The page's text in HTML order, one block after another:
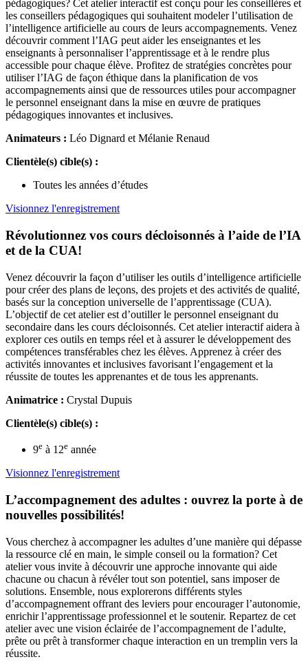
pédagogiques? Cet atelier interactif est conçu pour les conseillères et
les conseillers pédagogiques qui souhaitent modeler l’utilisation de
l’intelligence artificielle au cours de leurs accompagnements. Venez
découvrir comment l’IAG peut aider les enseignantes et les
enseignants à personnaliser l’apprentissage et à le rendre plus
accessible pour chaque élève. Profitez de stratégies concrètes pour
utiliser l’IAG de façon éthique dans la planification de vos
accompagnements ainsi que de ressources utiles pour accompagner
le personnel enseignant dans la mise en œuvre de pratiques
pédagogiques innovantes et inclusives.
Animateurs : Léo Dignard et Mélanie Renaud
Clientèle(s) cible(s) :
Toutes les années d’études
Visionnez l'enregistrement
Révolutionnez vos cours décloisonnés à l’aide de l’IA
et de la CUA!
Venez découvrir la façon d’utiliser les outils d’intelligence artificielle
pour créer des plans de leçons, des projets et des activités de qualité,
basés sur la conception universelle de l’apprentissage (CUA).
L’objectif de cet atelier est d’outiller le personnel enseignant du
secondaire dans les cours décloisonnés. Cet atelier interactif aidera à
explorer ces outils en temps réel et à assurer le développement des
compétences transférables chez les élèves. Apprenez à créer des
activités innovantes et inclusives favorisant l’engagement et la
réussite de toutes les apprenantes et de tous les apprenants.
Animatrice : Crystal Dupuis
Clientèle(s) cible(s) :
9e à 12e année
Visionnez l'enregistrement
L’accompagnement des adultes : ouvrez la porte à de
nouvelles possibilités!
Vous cherchez à accompagner les adultes d’une manière qui dépasse
la ressource clé en main, le simple conseil ou la formation? Cet
atelier vous invite à découvrir une approche innovante qui aide
chacune ou chacun à révéler tout son potentiel, sans imposer de
solutions. Ensemble, nous explorerons différents styles
d’accompagnement offrant des leviers pour encourager l’autonomie,
enrichir l’apprentissage professionnel et le soutenir. Repartez de cet
atelier avec une vision éclairée de l’accompagnement de l’adulte,
prête ou prêt à transformer chaque interaction en un tremplin vers la
réussite.